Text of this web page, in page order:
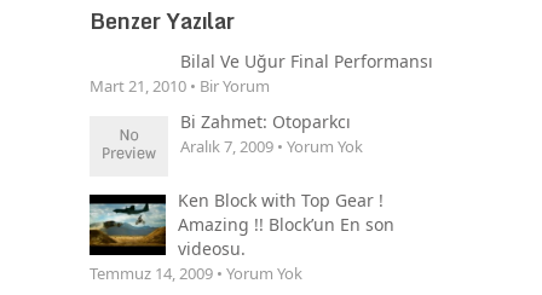
Benzer Yazılar
Bilal Ve Uğur Final Performansı
Mart 21, 2010 • Bir Yorum
Bi Zahmet: Otoparkcı
Aralık 7, 2009 • Yorum Yok
Ken Block with Top Gear !
Amazing !! Block’un En son
videosu.
Temmuz 14, 2009 • Yorum Yok